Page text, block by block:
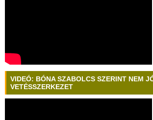
VIDEÓ: BÓNA SZABOLCS SZERINT NEM
VETÉSSZERKEZET